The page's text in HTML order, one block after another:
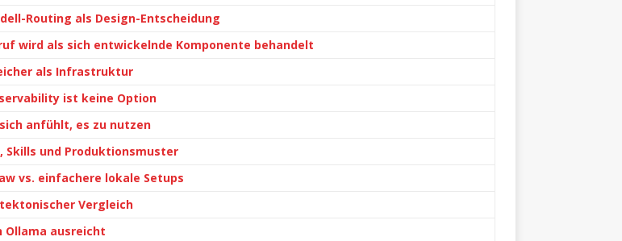
Routing als Design-Entscheidung
wird als sich entwickelnde Komponente behandelt
als Infrastruktur
ist keine Option
anfühlt, es zu nutzen
Skills und Produktionsmuster
vs. einfachere lokale Setups
Vergleich
Ollama ausreicht